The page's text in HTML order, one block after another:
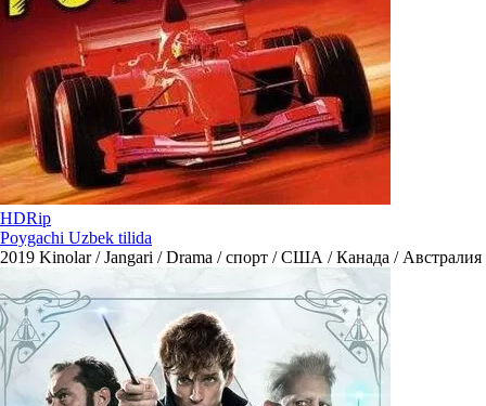
HDRip
Poygachi Uzbek tilida
2019 Kinolar / Jangari / Drama / спорт / США / Канада / Австралия